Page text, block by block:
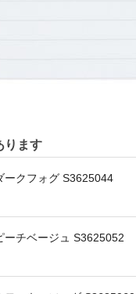
ります
ークフォグ S3625044
ーチベージュ S3625052